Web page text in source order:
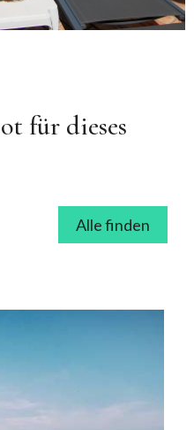
für dieses
Alle finden